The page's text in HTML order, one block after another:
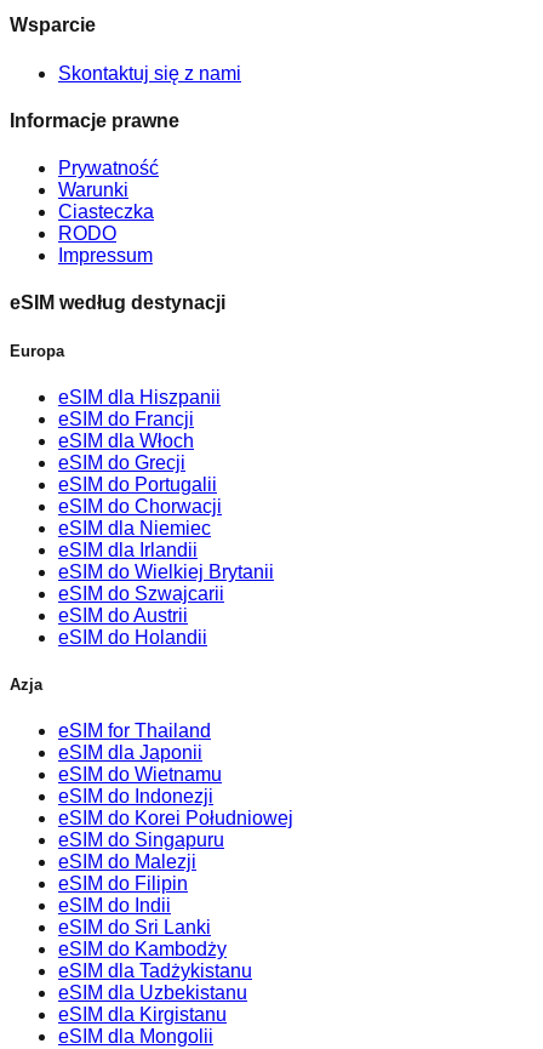
Wsparcie
Skontaktuj się z nami
Informacje prawne
Prywatność
Warunki
Ciasteczka
RODO
Impressum
eSIM według destynacji
Europa
eSIM dla Hiszpanii
eSIM do Francji
eSIM dla Włoch
eSIM do Grecji
eSIM do Portugalii
eSIM do Chorwacji
eSIM dla Niemiec
eSIM dla Irlandii
eSIM do Wielkiej Brytanii
eSIM do Szwajcarii
eSIM do Austrii
eSIM do Holandii
Azja
eSIM for Thailand
eSIM dla Japonii
eSIM do Wietnamu
eSIM do Indonezji
eSIM do Korei Południowej
eSIM do Singapuru
eSIM do Malezji
eSIM do Filipin
eSIM do Indii
eSIM do Sri Lanki
eSIM do Kambodży
eSIM dla Tadżykistanu
eSIM dla Uzbekistanu
eSIM dla Kirgistanu
eSIM dla Mongolii